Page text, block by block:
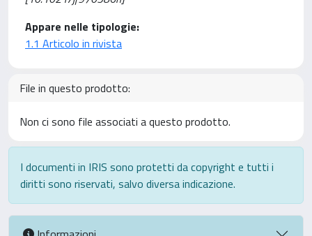
Appare nelle tipologie:
1.1 Articolo in rivista
File in questo prodotto:
Non ci sono file associati a questo prodotto.
I documenti in IRIS sono protetti da copyright e tutti i
diritti sono riservati, salvo diversa indicazione.